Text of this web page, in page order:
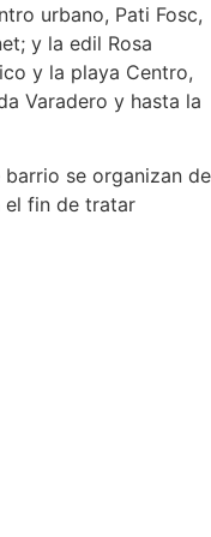
urbano, Pati Fosc,
y la edil Rosa
y la playa Centro,
Varadero y hasta la
se organizan de
el fin de tratar